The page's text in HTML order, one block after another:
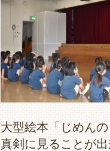
大型絵本「じめん
真剣に見ることが